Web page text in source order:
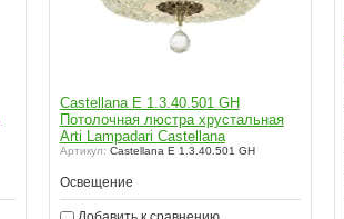
Castellana E 1.3.40.501 GH
Потолочная люстра хрустальная
Arti Lampadari Castellana
Артикул: Castellana E 1.3.40.501 GH
Освещение